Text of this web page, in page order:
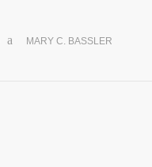
MARY C. BASSLER